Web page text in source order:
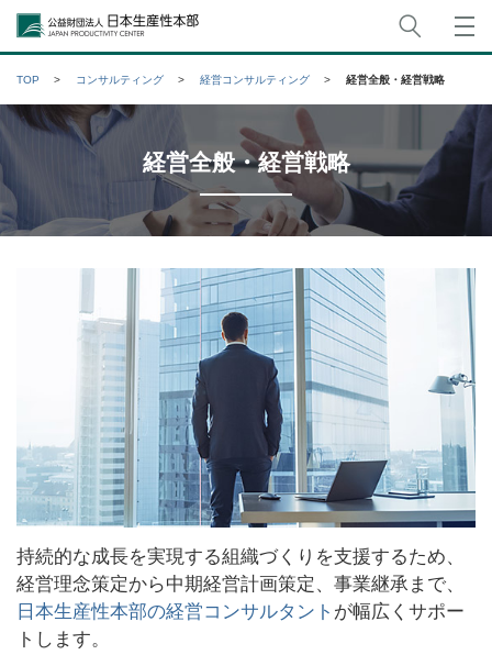
公益財団法人日本生産性本部
TOP コンサルティング 経営コンサルティング 経営全般・経営戦略
経営全般・経営戦略
持続的な成長を実現する組織づくりを支援するため、
経営理念策定から中期経営計画策定、事業継承まで、
日本生産性本部の経営コンサルタント が幅広くサポー
トします。